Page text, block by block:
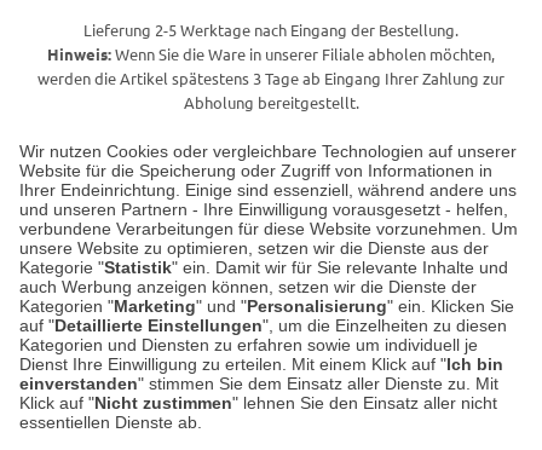
Wir nutzen Cookies oder vergleichbare Technologien auf unserer
Website für die Speicherung oder Zugriff von Informationen in
Ihrer Endeinrichtung. Einige sind essenziell, während andere uns
und unseren Partnern - Ihre Einwilligung vorausgesetzt - helfen,
verbundene Verarbeitungen für diese Website vorzunehmen. Um
unsere Website zu optimieren, setzen wir die Dienste aus der
Kategorie "Statistik" ein. Damit wir für Sie relevante Inhalte und
auch Werbung anzeigen können, setzen wir die Dienste der
Kategorien "Marketing" und "Personalisierung" ein. Klicken Sie
auf "Detaillierte Einstellungen", um die Einzelheiten zu diesen
Kategorien und Diensten zu erfahren sowie um individuell je
Dienst Ihre Einwilligung zu erteilen. Mit einem Klick auf "Ich bin
einverstanden" stimmen Sie dem Einsatz aller Dienste zu. Mit
Klick auf "Nicht zustimmen" lehnen Sie den Einsatz aller nicht
essentiellen Dienste ab.
Lieferung 2-5 Werktage nach Eingang der Bestellung.
Hinweis:Wenn Sie die Ware in unserer Filiale abholen möchten,
werden die Artikel spätestens 3 Tage ab Eingang Ihrer Zahlung zur
Abholung bereitgestellt.
Unser Geschäft in Meckenheim
Auf dem Steinbüchel 6
53340 Meckenheim
Montag bis Samstag 9:00 Uhr bis 18:00 Uhr
weitere Information
Hier finden Sie uns im Netz